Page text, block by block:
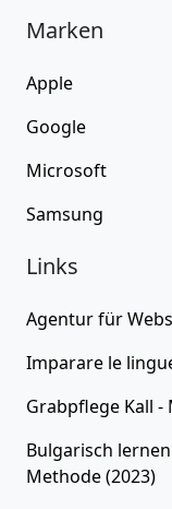
Marken
Apple
Google
Microsoft
Samsung
Links
Agentur für
Imparare le
Grabpflege Kall -
Bulgarisch lernen
Methode (2023)